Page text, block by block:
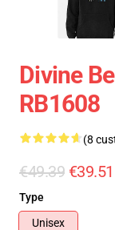
Divine
RB1608
(8
€49.39 €39.51
Type
Unisex